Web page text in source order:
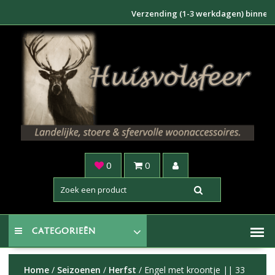
inhoud
Verzending (1-3 werkdagen) binnen NL
0 0
CATEGORIEËN
Home/ Seizoenen / Herfst / Engel met kroontje || 33